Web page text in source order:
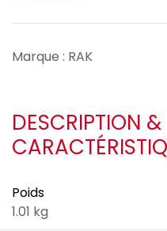
Marque : RAK
DESCRIPTION &
Poids
1.01 kg